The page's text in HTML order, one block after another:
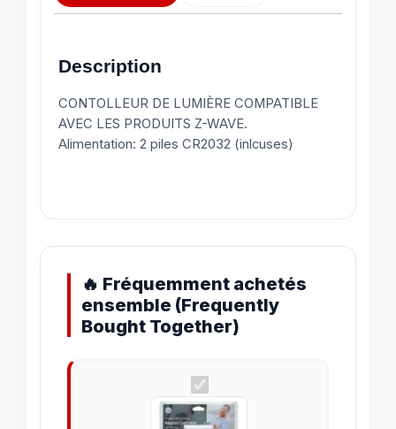
Description
CONTOLLEUR DE LUMIÈRE COMPATIBLE
AVEC LES PRODUITS Z-WAVE.
Alimentation: 2 piles CR2032 (inlcuses)
🔥 Fréquemment achetés
ensemble (Frequently
Bought Together)